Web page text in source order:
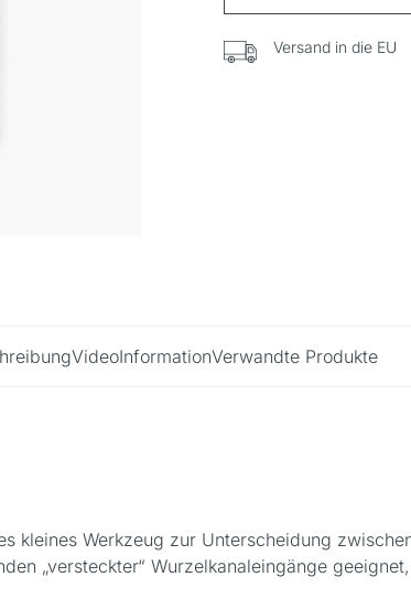
Versand in die EU
VideoInformationVerwandte Produkte
kleines Werkzeug zur Unterscheidung
„versteckter“ Wurzelkanaleingänge